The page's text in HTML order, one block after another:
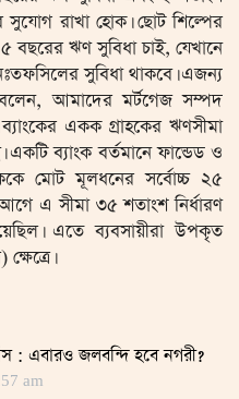
রাখা হোক। ছোট শিল্পের
বছরের ঋণ সুবিধা চাই, যেখানে
সুবিধা থাকবে। এজন্য
আমাদের মর্টগেজ সম্পদ
একক গ্রাহকের ঋণসীমা
ব্যাংক বর্তমানে ফান্ডেড ও
মোট মূলধনের সর্বোচ্চ ২৫
এ সীমা ৩৫ শতাংশ নির্ধারণ
এতে ব্যবসায়ীরা উপকৃত
: এবারও জলবন্দি হবে নগরী?
am